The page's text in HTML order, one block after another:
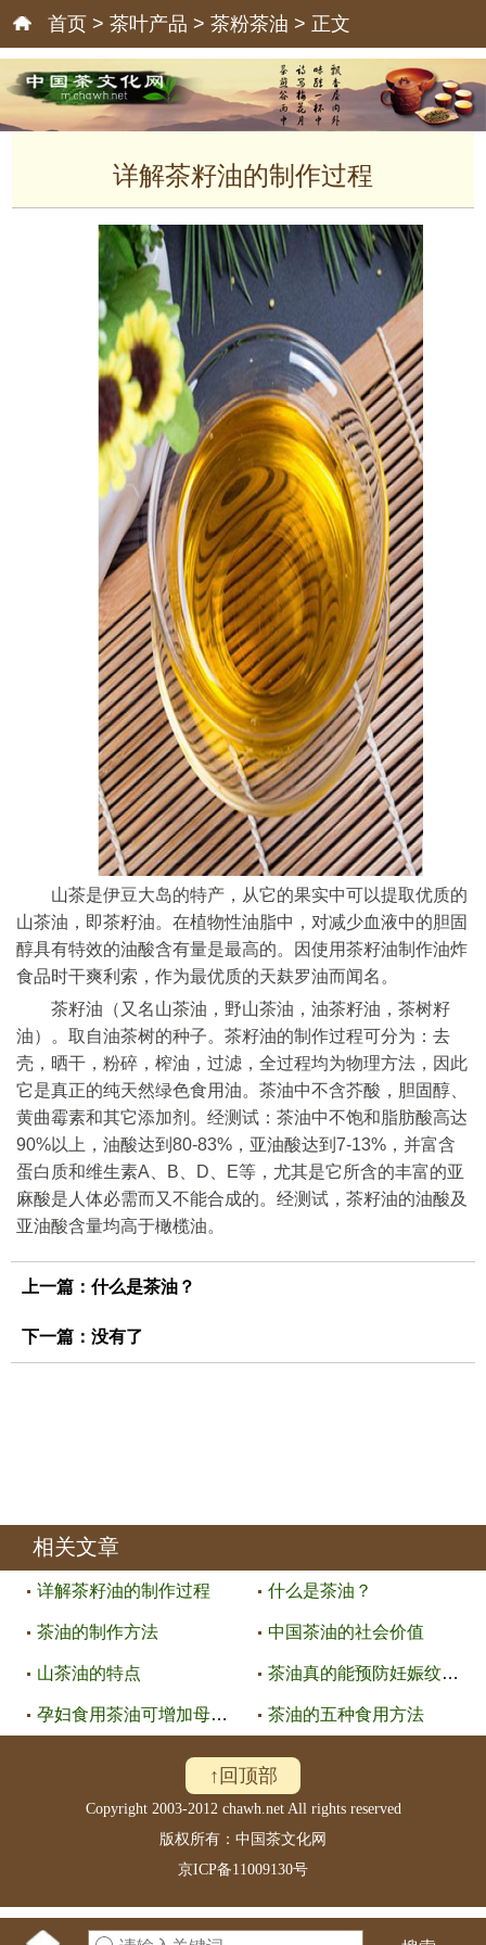
首页 > 茶叶产品 > 茶粉茶油 > 正文
详解茶籽油的制作过程
山茶是伊豆大岛的特产，从它的果实中可以提取优质的
山茶油，即茶籽油。在植物性油脂中，对减少血液中的胆固
醇具有特效的油酸含有量是最高的。因使用茶籽油制作油炸
食品时干爽利索，作为最优质的天麸罗油而闻名。
茶籽油（又名山茶油，野山茶油，油茶籽油，茶树籽
油）。取自油茶树的种子。茶籽油的制作过程可分为：去
壳，晒干，粉碎，榨油，过滤，全过程均为物理方法，因此
它是真正的纯天然绿色食用油。茶油中不含芥酸，胆固醇、
黄曲霉素和其它添加剂。经测试：茶油中不饱和脂肪酸高达
90%以上，油酸达到80-83%，亚油酸达到7-13%，并富含
蛋白质和维生素A、B、D、E等，尤其是它所含的丰富的亚
麻酸是人体必需而又不能合成的。经测试，茶籽油的油酸及
亚油酸含量均高于橄榄油。
上一篇： 什么是茶油？
下一篇：没有了
相关文章
详解茶籽油的制作过程 什么是茶油？
茶油的制作方法 中国茶油的社会价值
山茶油的特点 茶油真的能预防妊娠纹吗？
孕妇食用茶油可增加母乳 那些你 茶油的五种食用方法
↑回顶部
Copyright 2003-2012 chawh.net All rights reserved
版权所有：中国茶文化网
京ICP备11009130号